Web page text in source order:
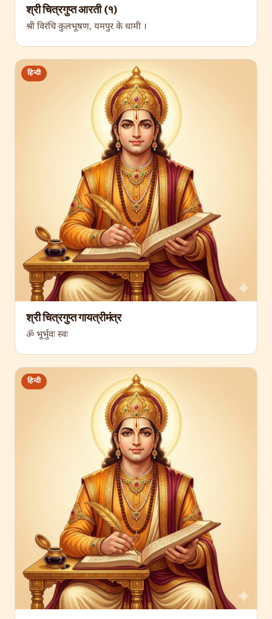
श्री चित्रगुप्त आरती (१)
श्री विरंचि कुलभूषण, यमपुर के धामी ।
हिन्दी
श्री चित्रगुप्त गायत्रीमंत्र
ॐ भूर्भुवः स्वः
हिन्दी